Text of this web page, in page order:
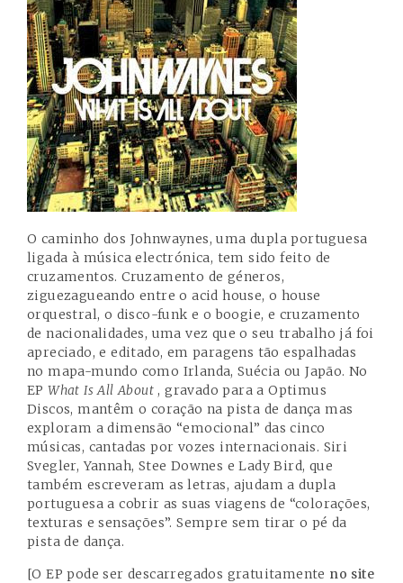
O caminho dos Johnwaynes, uma dupla portuguesa
ligada à música electrónica, tem sido feito de
cruzamentos. Cruzamento de géneros,
ziguezagueando entre o acid house, o house
orquestral, o disco-funk e o boogie, e cruzamento
de nacionalidades, uma vez que o seu trabalho já foi
apreciado, e editado, em paragens tão espalhadas
no mapa-mundo como Irlanda, Suécia ou Japão. No
EPWhat Is All About , gravado para a Optimus
Discos, mantêm o coração na pista de dança mas
exploram a dimensão “emocional” das cinco
músicas, cantadas por vozes internacionais. Siri
Svegler, Yannah, Stee Downes e Lady Bird, que
também escreveram as letras, ajudam a dupla
portuguesa a cobrir as suas viagens de “colorações,
texturas e sensações”. Sempre sem tirar o pé da
pista de dança.
[O EP pode ser descarregados gratuitamente no site